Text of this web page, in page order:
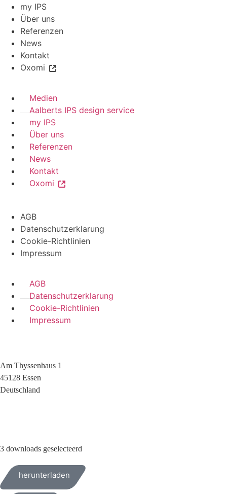
my IPS
Über uns
Referenzen
News
Kontakt
Oxomi
Medien
Aalberts IPS design service
my IPS
Über uns
Referenzen
News
Kontakt
Oxomi
AGB
Datenschutzerklarung
Cookie-Richtlinien
Impressum
AGB
Datenschutzerklarung
Cookie-Richtlinien
Impressum
Am Thyssenhaus 1
45128 Essen
Deutschland
3 downloads geselecteerd
herunterladen